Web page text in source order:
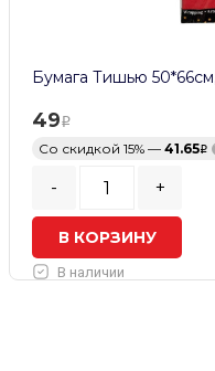
Бумага Тишью
49
Со скидкой 15% — 41.65
- +
В КОРЗИНУ
В наличии